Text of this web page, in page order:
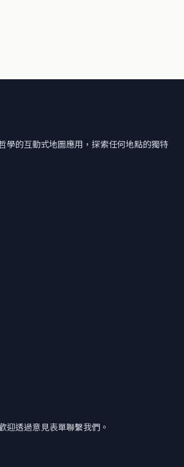
學的互動式地圖應用，探索任何地點的獨特
迎透過意見表單聯繫我們。